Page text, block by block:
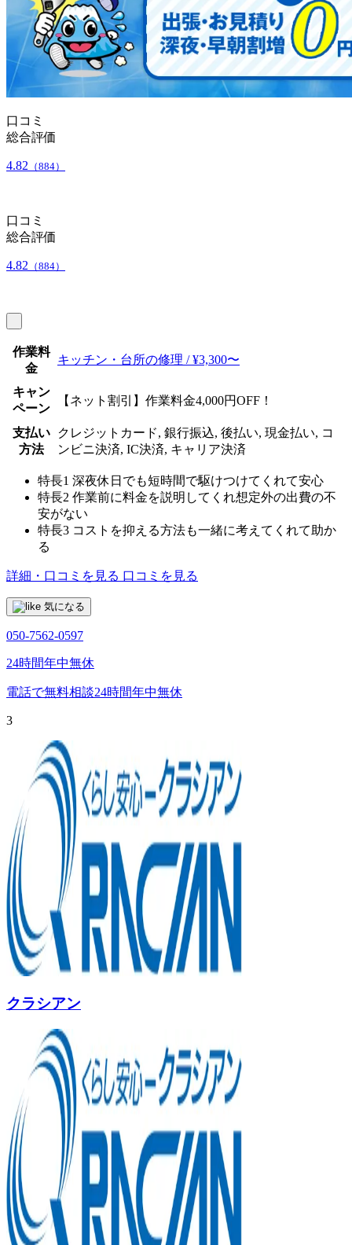
口コミ
総合評価
4.82 （884）
口コミ
総合評価
4.82 （884）
作業料
金
キッチン・台所の修理 / ¥3,300〜
キャン
ペーン
【ネット割引】作業料金4,000円OFF！
支払い
方法
クレジットカード, 銀行振込, 後払い, 現金払い, コ
ンビニ決済, IC決済, キャリア決済
特長1 深夜休日でも短時間で駆けつけてくれて安心
特長2 作業前に料金を説明してくれ想定外の出費の不
安がない
特長3 コストを抑える方法も一緒に考えてくれて助か
る
詳細・口コミを見る 口コミを見る
気になる
050-7562-0597
24時間年中無休
電話で無料相談24時間年中無休
3
クラシアン